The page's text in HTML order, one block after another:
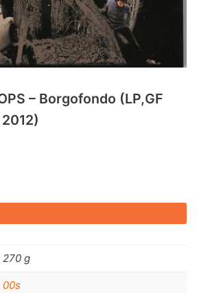
(286)
– Borgofondo (LP,GF
270 g
00s